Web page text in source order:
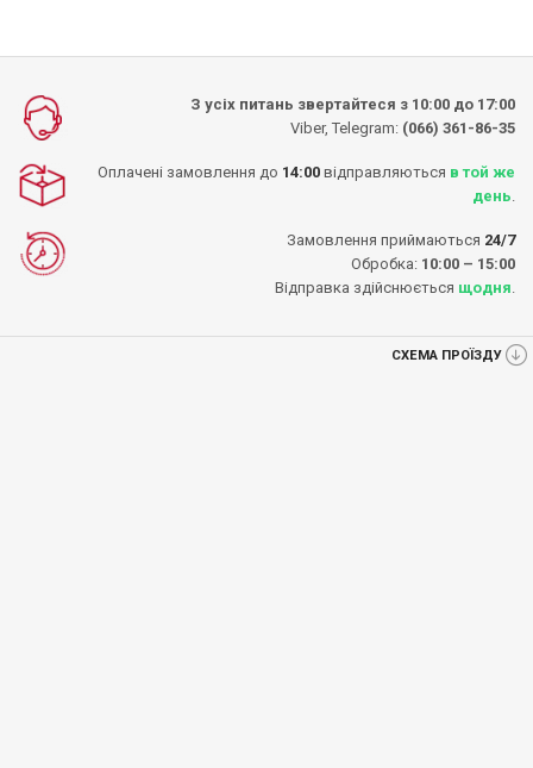
З усіх питань звертайтеся з 10:00 до 17:00
Viber, Telegram: (066) 361-86-35
Оплачені замовлення до 14:00 відправляються в той же
день.
Замовлення приймаються 24/7
Обробка: 10:00 – 15:00
Відправка здійснюється щодня.
СХЕМА ПРОЇЗДУ